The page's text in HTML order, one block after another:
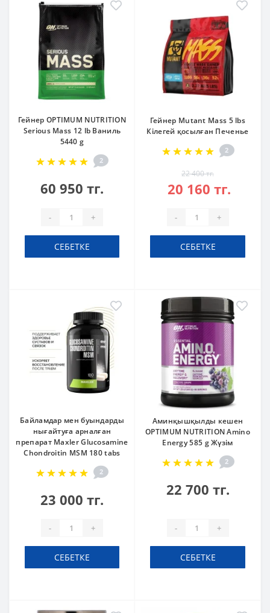
Гейнер OPTIMUM NUTRITION
Serious Mass 12 lb Ваниль
5440 g
2
60 950 тг.
- +
СЕБЕТКЕ
Гейнер Mutant Mass 5 lbs
Кілегей қосылған Печенье
2
22 400 тг.
20 160 тг.
- +
СЕБЕТКЕ
Байламдар мен буындарды
нығайтуға арналған
препарат Maxler Glucosamine
Chondroitin MSM 180 tabs
2
23 000 тг.
- +
СЕБЕТКЕ
Аминқышқылды кешен
OPTIMUM NUTRITION Amino
Energy 585 g Жүзім
2
22 700 тг.
- +
СЕБЕТКЕ